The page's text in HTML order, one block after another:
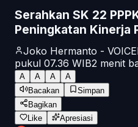
Serahkan SK 22
Peningkatan Kinerja
Joko Hermanto -
pukul 07.36 WIB2 menit
A A A
A
Bacakan
Simpan
Bagikan
Like
Apresiasi